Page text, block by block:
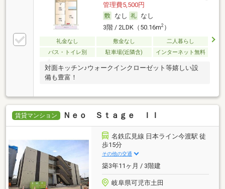
管理費5,500円
なし
なし
3階 / 2LDK（50.16m2）
礼金なし 敷金なし
二人暮らし
バス・トイレ別
駐車場(近隣含) インターネット無料
対面キッチン♪ウォークインクローゼット等嬉しい設
備も豊富！
賃貸マンション Ｎｅｏ Ｓｔａｇｅ ＩＩ
名鉄広見線 日本ライン今渡駅 徒
歩15分
その他の交通
築3年11ヶ月 / 3階建
岐阜県可児市土田